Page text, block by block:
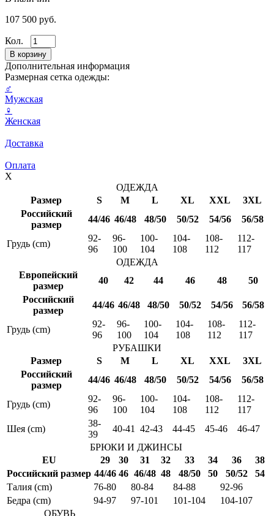
107 500 руб.
Кол.
Дополнительная информация
Размерная сетка одежды:
♂
Мужская
♀
Женская
Доставка
Оплата
X
ОДЕЖДА
Размер
S M L XL XXL
3XL
Российский
размер
44/46 46/48 48/50 50/52 54/56 56/58
Грудь (cm)
92-
96
96-
100
100-
104
104-
108
108-
112
112-
117
ОДЕЖДА
Европейский
размер
40 42 44 46 48
50
Российский
размер
44/46 46/48 48/50 50/52 54/56 56/58
Грудь (cm)
92-
96
96-
100
100-
104
104-
108
108-
112
112-
117
РУБАШКИ
Размер
S M L XL XXL
3XL
Российский
размер
44/46 46/48 48/50 50/52 54/56 56/58
Грудь (cm)
92-
96
96-
100
100-
104
104-
108
108-
112
112-
117
Шея (cm)
38-
39
40-41 42-43 44-45 45-46
46-47
БРЮКИ И ДЖИНСЫ
EU
29 30 31 32 33 34 36
38
Российский размер 44/46 46 46/48 48 48/50 50 50/52
54
Талия (cm)
76-80 80-84 84-88
92-96
Бедра (cm)
94-97 97-101 101-104
104-107
ОБУВЬ